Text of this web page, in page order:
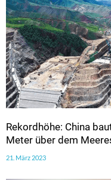
Rekordhöhe: China
Meter über dem
21. März 2023